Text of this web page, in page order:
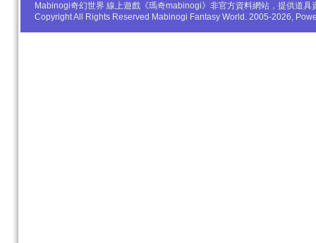
Mabinogi奇幻世界 線上遊戲《瑪奇mabinogi》非官方資料網站，提供道
Copyright All Rights Reserved Mabinogi Fantasy World. 2005-2026,